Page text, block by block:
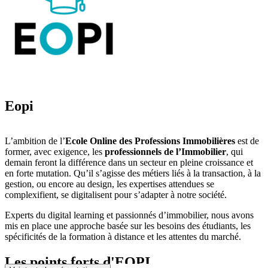
Eopi
L’ambition de l’Ecole Online des Professions Immobilières est de
former, avec exigence, les professionnels de l’Immobilier, qui
demain feront la différence dans un secteur en pleine croissance et
en forte mutation. Qu’il s’agisse des métiers liés à la transaction, à la
gestion, ou encore au design, les expertises attendues se
complexifient, se digitalisent pour s’adapter à notre société.
Experts du digital learning et passionnés d’immobilier, nous avons
mis en place une approche basée sur les besoins des étudiants, les
spécificités de la formation à distance et les attentes du marché.
Les points forts d'EOPI